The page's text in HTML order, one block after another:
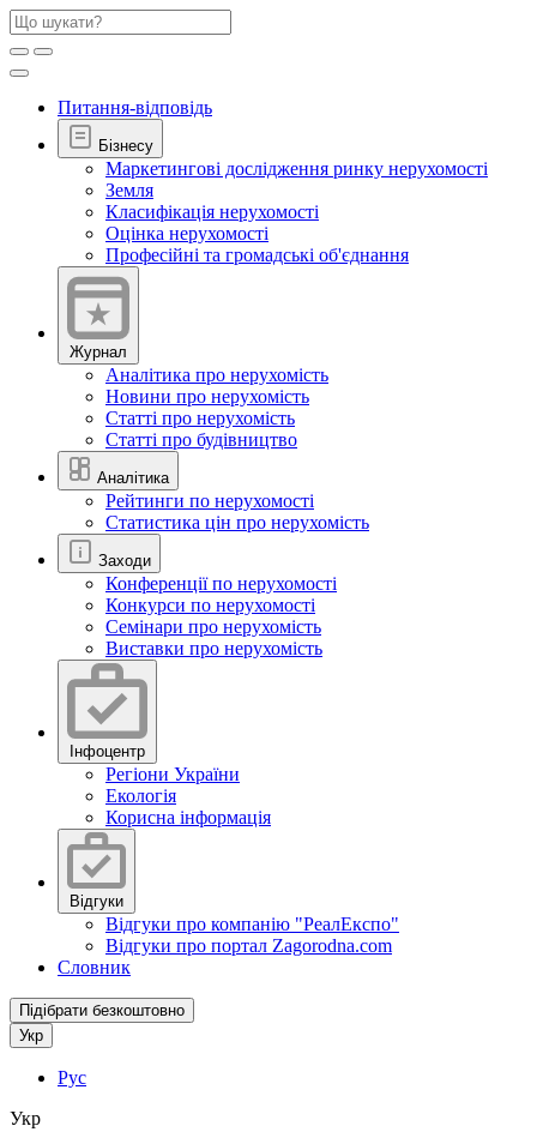
Питання-відповідь
Бізнесу
Маркетингові дослідження ринку нерухомості
Земля
Класифікація нерухомості
Оцінка нерухомості
Професійні та громадські об'єднання
Журнал
Аналітика про нерухомість
Новини про нерухомість
Статті про нерухомість
Статті про будівництво
Аналітика
Рейтинги по нерухомості
Статистика цін про нерухомість
Заходи
Конференції по нерухомості
Конкурси по нерухомості
Семінари про нерухомість
Виставки про нерухомість
Інфоцентр
Регіони України
Екологія
Корисна інформація
Відгуки
Відгуки про компанію "РеалЕкспо"
Відгуки про портал Zagorodna.com
Словник
Підібрати безкоштовно
Укр
Рус
Укр